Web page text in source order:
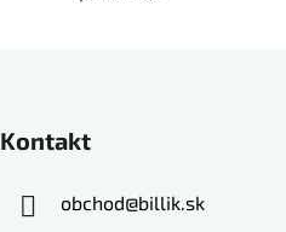
Kontakt
obchod@billik.sk